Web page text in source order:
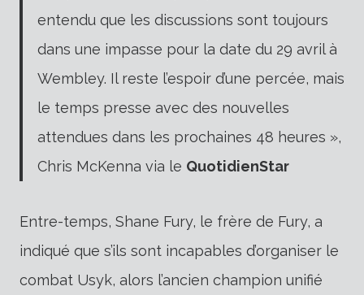
entendu que les discussions sont toujours
dans une impasse pour la date du 29 avril à
Wembley. Il reste l’espoir d’une percée, mais
le temps presse avec des nouvelles
attendues dans les prochaines 48 heures »,
Chris McKenna via le QuotidienStar
Entre-temps, Shane Fury, le frère de Fury, a
indiqué que s’ils sont incapables d’organiser le
combat Usyk, alors l’ancien champion unifié